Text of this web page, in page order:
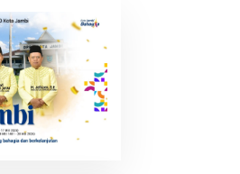
Wamen Dikdasmen dan
Abdullah Sani Resmikan
Bungo Pintar: Dorong
Digitalisasi Pendidikan